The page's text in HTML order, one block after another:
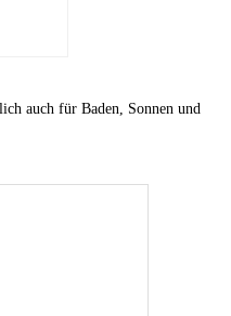
auch für Baden, Sonnen und